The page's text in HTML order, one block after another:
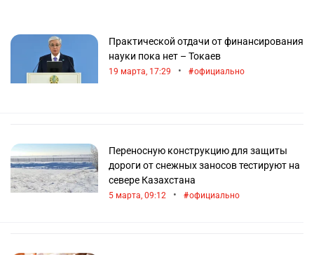
Практической отдачи от финансирования
науки пока нет – Токаев
19 марта, 17:29 • официально
Переносную конструкцию для защиты
дороги от снежных заносов тестируют на
севере Казахстана
5 марта, 09:12 • официально